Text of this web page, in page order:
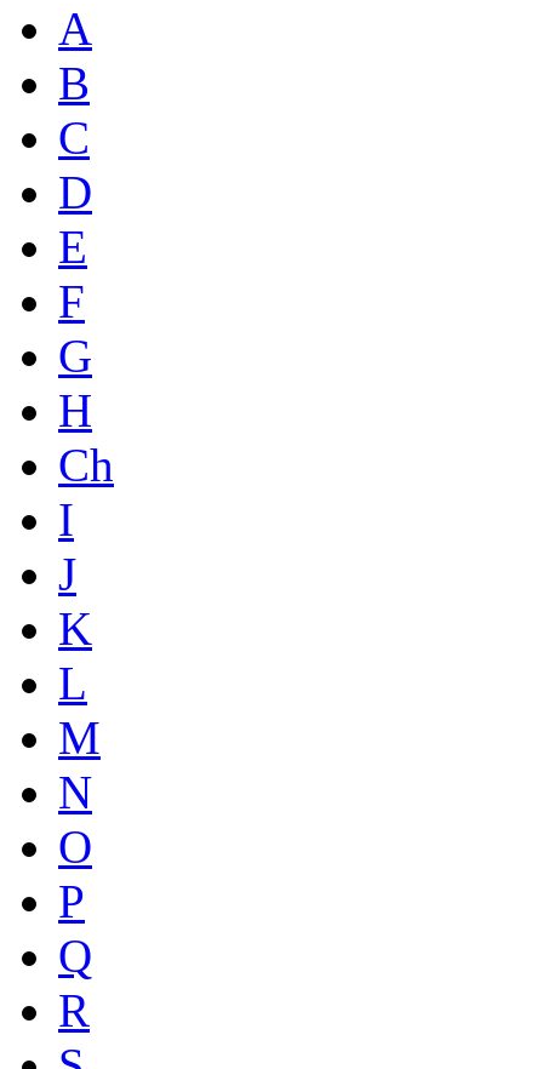
A
B
C
D
E
F
G
H
Ch
I
J
K
L
M
N
O
P
Q
R